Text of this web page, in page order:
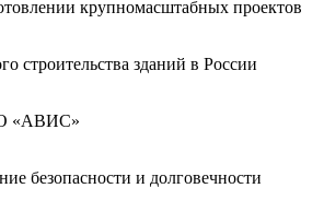
крупномасштабных проектов
строительства зданий в России
«АВИС»
безопасности и долговечности